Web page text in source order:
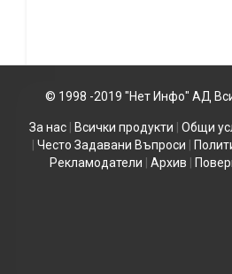
© 1998 -2019 "Нет Инфо" АД
За нас| Всички продукти
Общи
Често Задавани Въпроси
Рекламодатели
Архив